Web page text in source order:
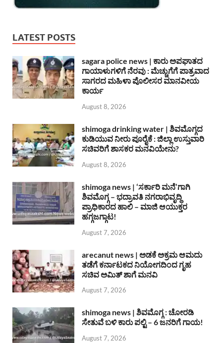
LATEST POSTS
sagara police news | ಕಾರು ಅಪಘಾತದ
ಗಾಯಾಳುಗಳಿಗೆ ನೆರವು : ಮೆಚ್ಚುಗೆಗೆ ಪಾತ್ರವಾದ
ಸಾಗರದ ಮಹಿಳಾ ಪೊಲೀಸರ ಮಾನವೀಯ
ಕಾರ್ಯ
August 8, 2026
shimoga drinking water | ಶಿವಮೊಗ್ಗದ
ಕುಡಿಯುವ ನೀರು ಪೂರೈಕೆ : ಜಿಲ್ಲಾ ಉಸ್ತುವಾರಿ
ಸಚಿವರಿಗೆ ಶಾಸಕರ ಮನವಿಯೇನು?
August 8, 2026
shimoga news | ‘ಸರ್ಕಾರಿ ಮನೆ’ಗಾಗಿ
ಶಿವಮೊಗ್ಗ – ಭದ್ರಾವತಿ ನಗರಾಭಿವೃದ್ದಿ
ಪ್ರಾಧಿಕಾರದ ಹಾಲಿ – ಮಾಜಿ ಆಯುಕ್ತರ
ಹಗ್ಗಜಗ್ಗಾಟ!
August 7, 2026
arecanut news | ಅಡಕೆ ಅಕ್ರಮ ಆಮದು
ತಡೆಗೆ ಕರ್ನಾಟಕದ ನಿಯೋಗದಿಂದ ಗೃಹ
ಸಚಿವ ಅಮಿತ್ ಶಾಗೆ ಮನವಿ
August 7, 2026
shimoga news | ಶಿವಮೊಗ್ಗ : ಚೋರಡಿ
ಸೇತುವೆ ಬಳಿ ಕಾರು ಪಲ್ಟಿ – 6 ಜನರಿಗೆ ಗಾಯ!
August 7, 2026